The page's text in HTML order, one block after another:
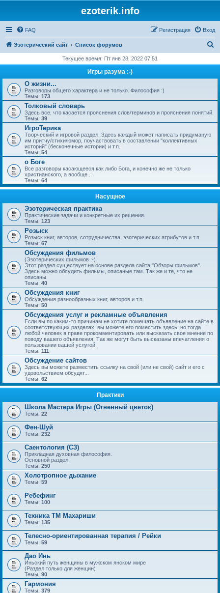
ezoterik.info
FAQ Вход
Регистрация
Эзотерический сайт Список форумов
с
Текущее время: Пт янв 28, 2022 07:51
Игры разума :-)
О жизни...
Разговоры общего характера и не только. Философия :)
Темы: 173
Толковый словарь
Здесь все, что касается прояснения слов/терминов и прояснения понятий.
Темы: 39
ИгроТерика
Творческий и игровой раздел. Здесь каждый может написать придуманую
им притчу/стихи/юмор, поучаствовать в составлении "коллективных
историй" (бесконечные истории) и т.п.
Темы: 54
о Боге
Все разговоры касающееся как либо Бога, и конечно же не только
христианского, а вообще...
Темы: 64
Насущное
Эзотерическая практика
Практические задачи и конкретные их решения.
Темы: 123
Розыск
Розыск книг, авторов, сотрудничества, эзотерических атрибутов и т.п.
Темы: 67
Обсуждения фильмов
(Эзотерических фильмов :-)
Этот раздел существует на основе раздела сайта "Обзоры фильмов".
Здесь можно обсудить фильмы, описаные там. Так же и те, что не
описаны.
Темы: 40
Обсуждения книг
Обсуждения разнообразных книг, авторов и т.п.
Темы: 50
Обсуждения услуг и рекламные объявления
Если вы по каким-то причинам не хотите помещать объявление на сайте в
соответствующих разделах, вы можете его поместить здесь, но тогда
любой человек в праве прокомментировать или высказать свое мнение по
поводу вашего объявления. Так же могут быть высказаны впечатления о
пользовании вашей услугой.
Темы: 111
Обсуждение сайтов
Здесь вы можете разместить ссылку на свой (или не свой) сайт и его с
удовольствием обсудят...
Темы: 62
Практики
Школа Мастера Игры (Огненный цветок)
Темы: 22
Фен-Шуй
Темы: 232
Саентология (СЗ)
Прикладная духовная философия.
Основной раздел.
Темы: 250
Холотропное дыхание
Темы: 59
Ребефинг
Темы: 100
Техника ТМ Махариши
Темы: 135
Телесно-ориентированная терапия / Рейки
Темы: 59
Дао Инь
Иньский путь женщины в мужском янском мире
(Раздел только для женщин)
Темы: 90
Гармония
Темы: 379